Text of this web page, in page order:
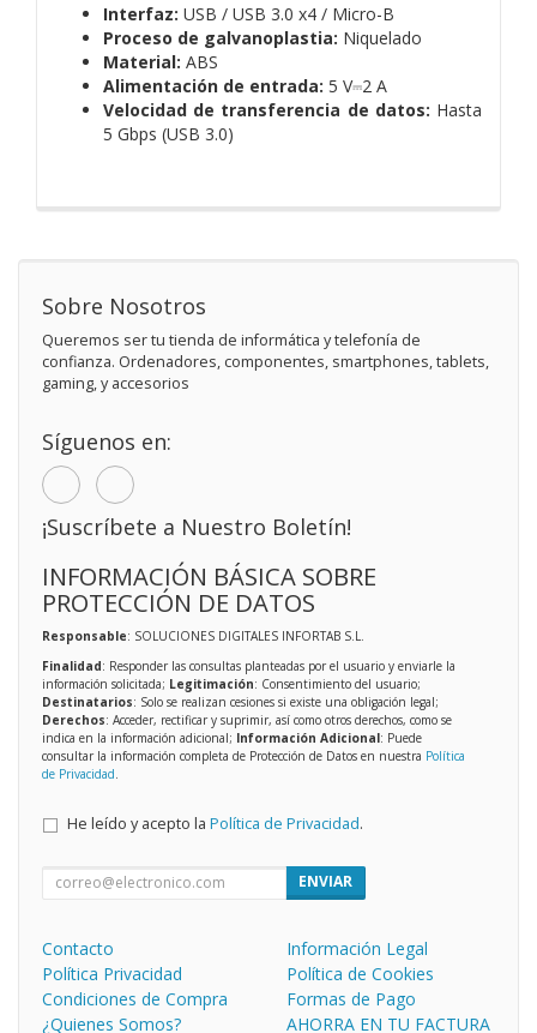
Interfaz: USB / USB 3.0 x4 / Micro-B
Proceso de galvanoplastia: Niquelado
Material: ABS
Alimentación de entrada: 5 V⎓2 A
Velocidad de transferencia de datos: Hasta
5 Gbps (USB 3.0)
Sobre Nosotros
Queremos ser tu tienda de informática y telefonía de
confianza. Ordenadores, componentes, smartphones, tablets,
gaming, y accesorios
Síguenos en:
¡Suscríbete a Nuestro Boletín!
INFORMACIÓN BÁSICA SOBRE
PROTECCIÓN DE DATOS
Responsable: SOLUCIONES DIGITALES INFORTAB S.L.
Finalidad: Responder las consultas planteadas por el usuario y enviarle la
información solicitada; Legitimación: Consentimiento del usuario;
Destinatarios: Solo se realizan cesiones si existe una obligación legal;
Derechos: Acceder, rectificar y suprimir, así como otros derechos, como se
indica en la información adicional; Información Adicional: Puede
consultar la información completa de Protección de Datos en nuestra Política
de Privacidad
He leído y acepto la Política de Privacidad.
ENVIAR
Contacto
Información Legal
Política Privacidad
Política de Cookies
Condiciones de Compra
Formas de Pago
¿Quienes Somos?
AHORRA EN TU FACTURA